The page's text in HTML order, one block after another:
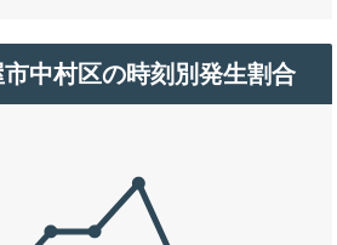
中村区の時刻別発生割合